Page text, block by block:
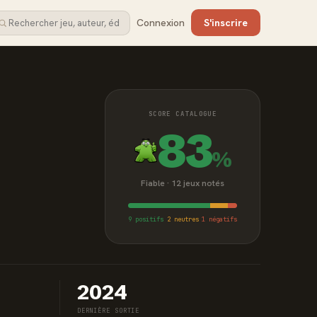
Connexion S'inscrire
SCORE CATALOGUE
83%
Fiable · 12 jeux notés
9 positifs 2 neutres 1 négatifs
2024
DERNIÈRE SORTIE